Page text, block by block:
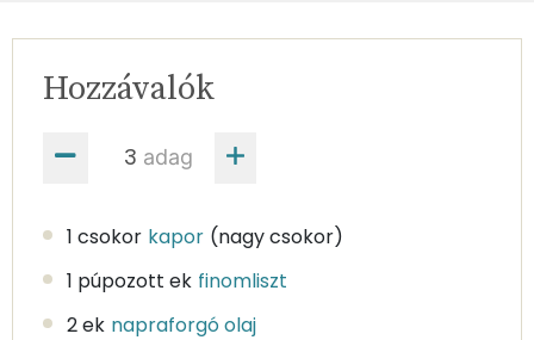
adag
Hozzávalók
1 csokor kapor (nagy csokor)
1 púpozott ek finomliszt
2 ek napraforgó olaj